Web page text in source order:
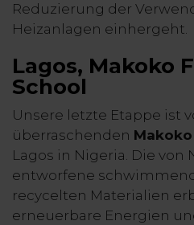
Reduzierung der
Heizanlagen einhergeht.
Lagos, Makoko
School
Unsere letzte Etappe ist
überraschenden
Lagos in Nigeria. Die von
entworfene
recycelten Materialien
erneuerbare Energien